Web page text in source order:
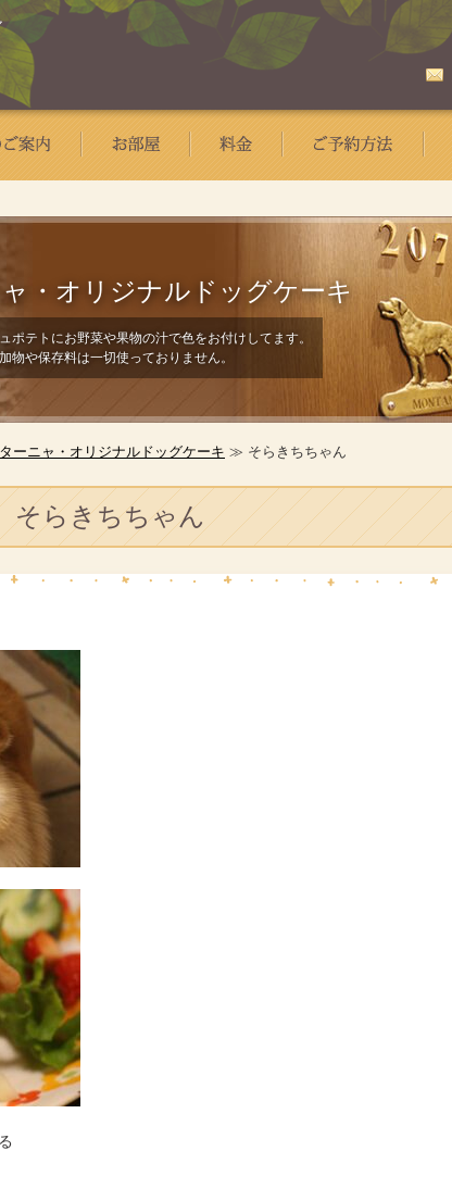
・ オリジナルドッグケーキ
ポテトにお野菜や果物の汁で色をお付けしてます。
物や保存料は一切使っておりません。
ーニャ・オリジナルドッグケーキ ≫ そらきちちゃん
そらきちちゃん